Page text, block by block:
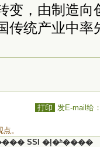
变，由制造向
传统产业中率
打印 发E-mail给
点。
SSI �ļ�ʱ����